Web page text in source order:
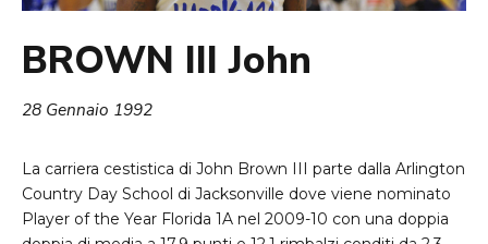
BROWN III John
28 Gennaio 1992
La carriera cestistica di John Brown III parte dalla Arlington
Country Day School di Jacksonville dove viene nominato
Player of the Year Florida 1A nel 2009-10 con una doppia